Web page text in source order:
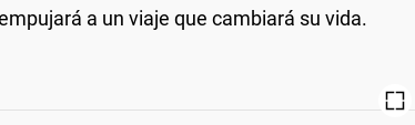
a un viaje que cambiará su vida.